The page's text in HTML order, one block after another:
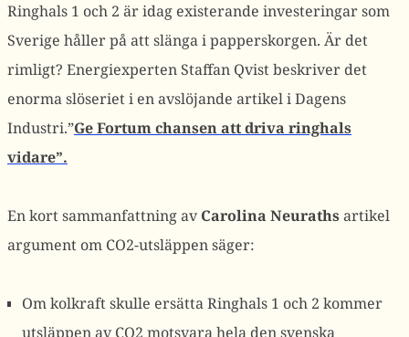
Ringhals 1 och 2 är idag existerande investeringar som
Sverige håller på att slänga i papperskorgen. Är det
rimligt? Energiexperten Staffan Qvist beskriver det
enorma slöseriet i en avslöjande artikel i Dagens
Industri.”Ge Fortum chansen att driva ringhals
vidare”.
En kort sammanfattning avCarolina Neuraths artikel
argument om CO2-utsläppen säger:
Om kolkraft skulle ersätta Ringhals 1 och 2 kommer
utsläppen av CO2 motsvara hela den svenska